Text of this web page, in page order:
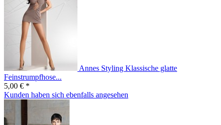
Annes Styling Klassische glatte
Feinstrumpfhose...
5,00 € *
Kunden haben sich ebenfalls angesehen